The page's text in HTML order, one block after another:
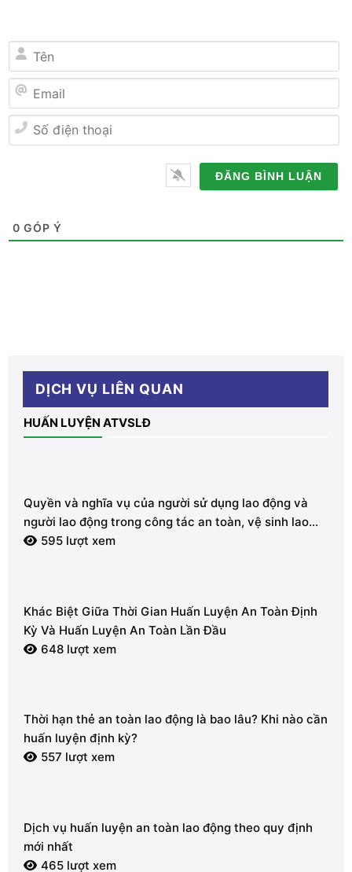
Tên
Email
0 GÓP Ý
DỊCH VỤ LIÊN QUAN
HUẤN LUYỆN ATVSLĐ
Quyền và nghĩa vụ của người sử dụng lao động và
người lao động trong công tác an toàn, vệ sinh lao
động595 lượt xem
Khác Biệt Giữa Thời Gian Huấn Luyện An Toàn Định
Kỳ Và Huấn Luyện An Toàn Lần Đầu
648 lượt xem
Thời hạn thẻ an toàn lao động là bao lâu? Khi nào cần
huấn luyện định kỳ?
557 lượt xem
Dịch vụ huấn luyện an toàn lao động theo quy định
mới nhất
465 lượt xem